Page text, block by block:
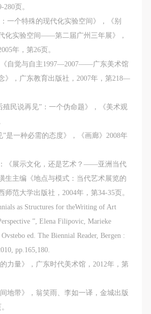
页。
一个特殊的现代化实验空间》，《别
化实验空间——第二届广州三年展》，
年，第26页。
《自觉与自主1997—2007——广东美术馆
》，广东教育出版社，2007年，第218—
殖民说再见”：一个伪命题》，《美术观
是一种必需的态度》，《画廊》2008年
《展示文化，还是艺术？——亚洲当代
生主编《地点与模式：当代艺术展览的
师范大学出版社，2004年，第34-35页。
as Structures for theWriting of Art
”, Elena Filipovic, Marieke
ed. The Biennial Reader, Bergen :
pp.165,180.
力量》，广东时代美术馆，2012年，第
地带》，翁笑雨、李如一译，金城出版